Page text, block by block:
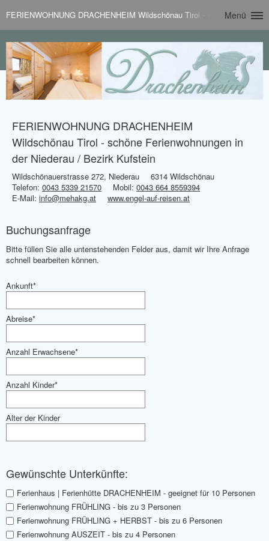
FERIENWOHNUNG DRACHENHEIM Wildschönau Tirol - schöneMenü
FERIENWOHNUNG DRACHENHEIM
Wildschönau Tirol - schöne Ferienwohnungen in
der Niederau / Bezirk Kufstein
Wildschönauerstrasse 272, Niederau
6314 Wildschönau
Telefon: 0043 5339 21570 Mobil: 0043 664 8559394
E-Mail: info@mehakg.at www.engel-auf-reisen.at
Buchungsanfrage
Bitte füllen Sie alle untenstehenden Felder aus, damit wir Ihre Anfrage
schnell bearbeiten können.
Ankunft*
Abreise*
Anzahl Erwachsene*
Anzahl Kinder*
Alter der Kinder
Gewünschte Unterkünfte:
Ferienhaus | Ferienhütte DRACHENHEIM - geeignet für 10 Personen
Ferienwohnung FRÜHLING - bis zu 3 Personen
Ferienwohnung FRÜHLING + HERBST - bis zu 6 Personen
Ferienwohnung AUSZEIT - bis zu 4 Personen